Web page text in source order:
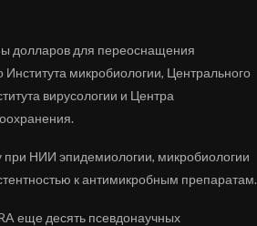
долларов для переоснащения
микробиологии, Центрального
вирусологии и Центра
НИИ эпидемиологии, микробиологии
к антимикробным препаратам.
еще десять псевдонаучных